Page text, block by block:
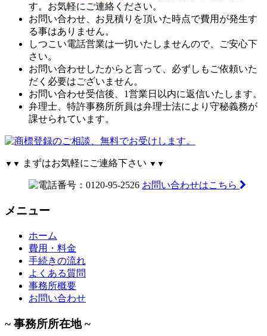
す。お気軽にご連絡ください。
お問い合わせ、お見積りを頂いた時点で費用が発生す
る事はありません。
しつこい電話営業は一切いたしませんので、ご安心下
さい。
お問い合わせしたからと言って、必ずしもご依頼いた
だく必要はございません。
お問い合わせ受信後、1営業日以内に返信いたします。
弁理士、特許事務所所員は弁理士法により守秘義務が
課せられています。
▼▼ まずはお気軽にご連絡下さい ▼▼
お問い合わせはこちら
メニュー
ホーム
費用・料金
手続きの流れ
よくある質問
事務所概要
お問い合わせ
~ 事務所所在地 ~